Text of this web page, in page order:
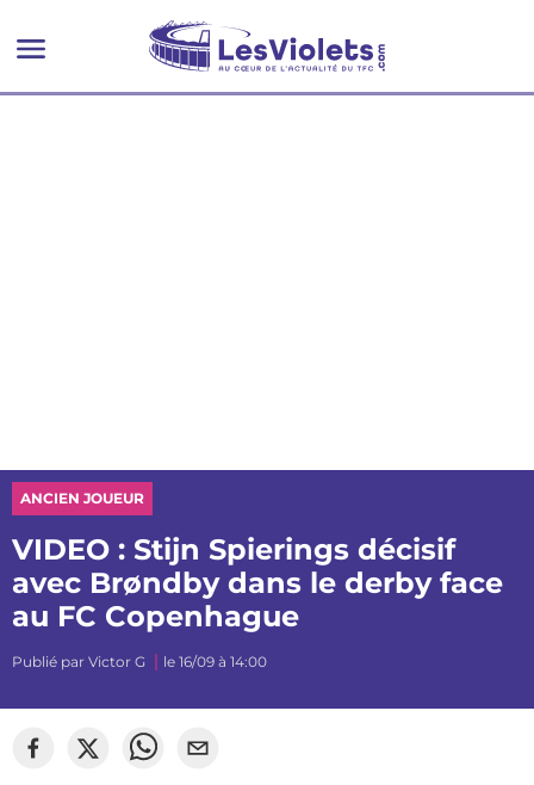
ANCIEN JOUEUR
VIDEO : Stijn Spierings décisif
avec Brøndby dans le derby face
au FC Copenhague
Publié par Victor G le 16/09 à 14:00